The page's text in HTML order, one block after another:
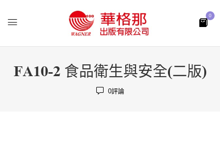
0
FA10-2 食品衛生與安全(二版)
0評論